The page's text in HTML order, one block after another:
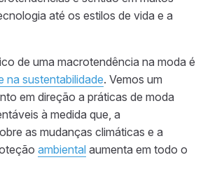
até os estilos de vida e a
de uma macrotendência na moda é
na sustentabilidade. Vemos um
em direção a práticas de moda
à medida que, a
as mudanças climáticas e a
ambiental aumenta em todo o